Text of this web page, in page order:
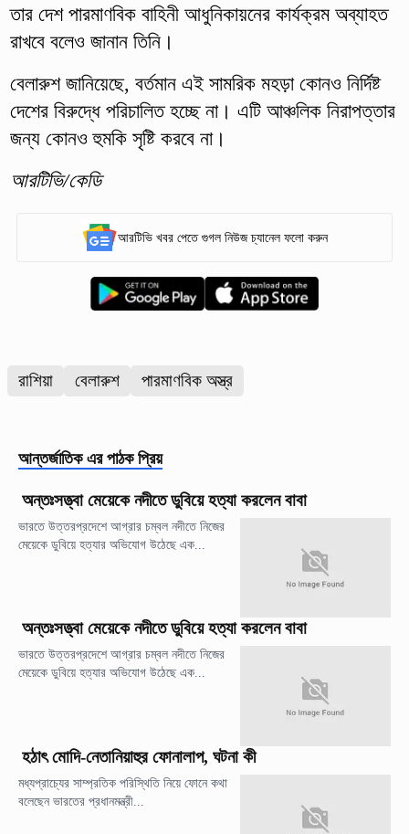
তার দেশ পারমাণবিক বাহিনী আধুনিকায়নের কার্যক্রম অব্যাহত
রাখবে বলেও জানান তিনি।
বেলারুশ জানিয়েছে, বর্তমান এই সামরিক মহড়া কোনও নির্দিষ্ট
দেশের বিরুদ্ধে পরিচালিত হচ্ছে না। এটি আঞ্চলিক নিরাপত্তার
জন্য কোনও হুমকি সৃষ্টি করবে না।
আরটিভি/কেডি
আরটিভি খবর পেতে গুগল নিউজ চ্যানেল ফলো করুন
রাশিয়া বেলারুশ পারমাণবিক অস্ত্র
আন্তর্জাতিক এর পাঠক প্রিয়
অন্তঃসত্ত্বা মেয়েকে নদীতে ডুবিয়ে হত্যা করলেন বাবা
ভারতে উত্তরপ্রদেশে আগ্রার চম্বল নদীতে নিজের
মেয়েকে ডুবিয়ে হত্যার অভিযোগ উঠেছে এক...
অন্তঃসত্ত্বা মেয়েকে নদীতে ডুবিয়ে হত্যা করলেন বাবা
ভারতে উত্তরপ্রদেশে আগ্রার চম্বল নদীতে নিজের
মেয়েকে ডুবিয়ে হত্যার অভিযোগ উঠেছে এক...
হঠাৎ মোদি-নেতানিয়াহুর ফোনালাপ, ঘটনা কী
মধ্যপ্রাচ্যের সাম্প্রতিক পরিস্থিতি নিয়ে ফোনে কথা
বলেছেন ভারতের প্রধানমন্ত্রী...